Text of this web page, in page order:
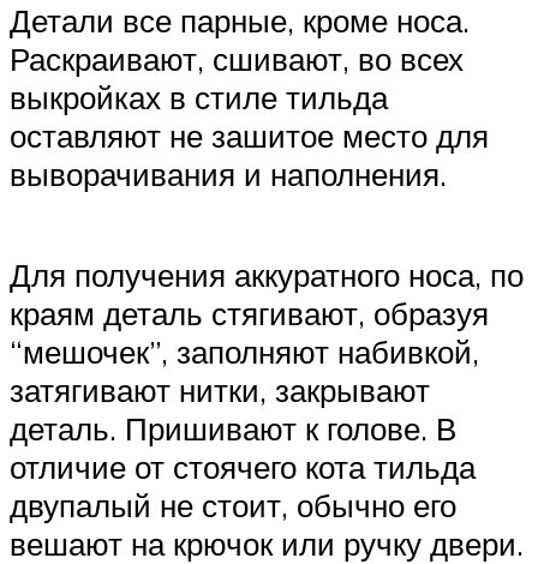
Детали все парные, кроме носа.
Раскраивают, сшивают, во всех
выкройках в стиле тильда
оставляют не зашитое место для
выворачивания и наполнения.
Для получения аккуратного носа, по
краям деталь стягивают, образуя
“мешочек”, заполняют набивкой,
затягивают нитки, закрывают
деталь. Пришивают к голове. В
отличие от стоячего кота тильда
двупалый не стоит, обычно его
вешают на крючок или ручку двери.